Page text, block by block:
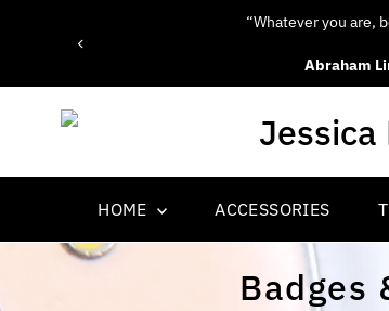
“Be yourself; everyone
Oscar
HOME ACCESSORIES
Badges